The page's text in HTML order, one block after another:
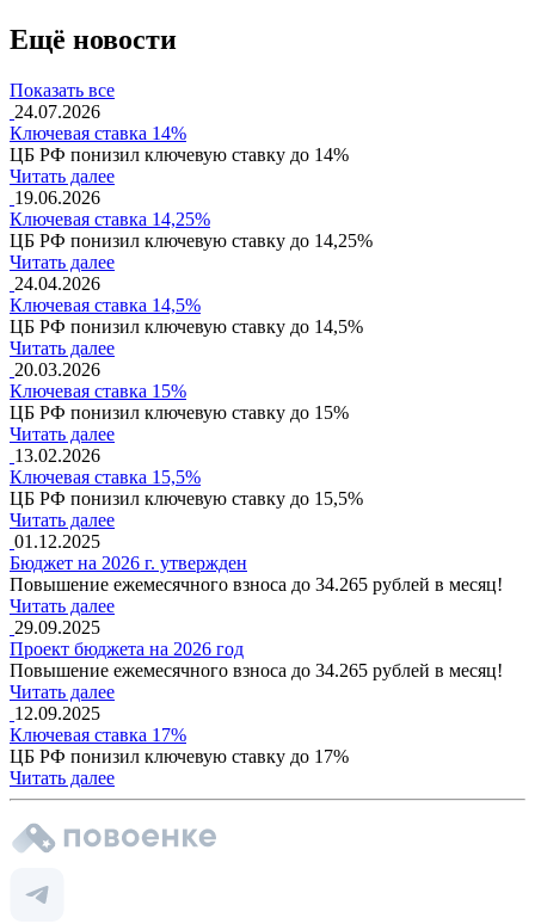
Ещё новости
Показать все
24.07.2026
Ключевая ставка 14%
ЦБ РФ понизил ключевую ставку до 14%
Читать далее
19.06.2026
Ключевая ставка 14,25%
ЦБ РФ понизил ключевую ставку до 14,25%
Читать далее
24.04.2026
Ключевая ставка 14,5%
ЦБ РФ понизил ключевую ставку до 14,5%
Читать далее
20.03.2026
Ключевая ставка 15%
ЦБ РФ понизил ключевую ставку до 15%
Читать далее
13.02.2026
Ключевая ставка 15,5%
ЦБ РФ понизил ключевую ставку до 15,5%
Читать далее
01.12.2025
Бюджет на 2026 г. утвержден
Повышение ежемесячного взноса до 34.265 рублей в месяц!
Читать далее
29.09.2025
Проект бюджета на 2026 год
Повышение ежемесячного взноса до 34.265 рублей в месяц!
Читать далее
12.09.2025
Ключевая ставка 17%
ЦБ РФ понизил ключевую ставку до 17%
Читать далее